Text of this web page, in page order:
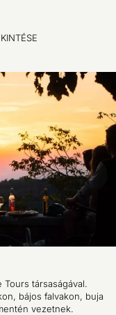
társaságával.
bájos falvakon, buja
vezetnek.